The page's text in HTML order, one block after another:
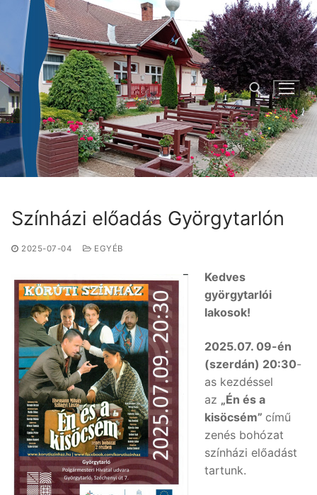
Ugrás
tartalomra
Keresése:
Színházi előadás Györgytarlón
2025-07-04 EGYÉB
Kedves
györgytarlói
lakosok!
2025.07. 09-én
(szerdán) 20:30-
as kezdéssel
az „Én és a
kisöcsém” című
zenés bohózat
színházi előadást
tartunk.